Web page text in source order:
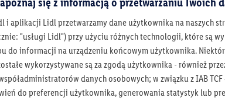
i aplikacji Lidl przetwarzamy dane użytkownika na naszych
"usługi Lidl") przy użyciu różnych technologii, które są
do informacji na urządzeniu końcowym użytkownika.
wykorzystywane są za zgodą użytkownika - również
danych osobowych; w związku z IAB TCF
do preferencji użytkownika, generowania statystyk lub